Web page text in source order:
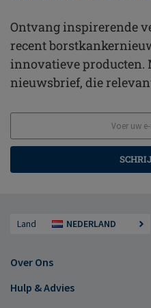
Ontvang inspirerende
recent
innovatieve producten.
nieuwsbrief, die
Land NEDERLAND
Over Ons
Hulp & Advies